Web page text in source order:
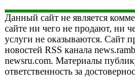
Данный сайт не является
сайте ни чего не продают, ни
услуги не оказываются. Сайт
новостей RSS канала
newsru.com. Материалы
ответственность за